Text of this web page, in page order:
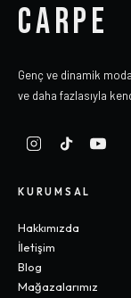
CARPE
Genç ve dinamik
ve daha fazlasıyla
KURUMSAL
Hakkımızda
İletişim
Blog
Mağazalarımız